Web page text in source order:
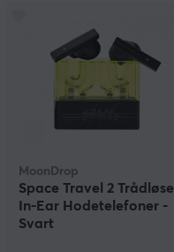
MoonDrop
Space Travel 2 Trådløse
In-Ear Hodetelefoner -
Svart